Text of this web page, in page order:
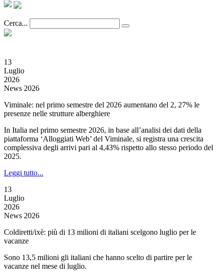
Cerca...
13
Luglio
2026
News 2026
Viminale: nel primo semestre del 2026 aumentano del 2, 27% le
presenze nelle strutture alberghiere
In Italia nel primo semestre 2026, in base all’analisi dei dati della
piattaforma ‘Alloggiati Web’ del Viminale, si registra una crescita
complessiva degli arrivi pari al 4,43% rispetto allo stesso periodo del
2025.
Leggi tutto...
13
Luglio
2026
News 2026
Coldiretti/ixè: più di 13 milioni di italiani scelgono luglio per le
vacanze
Sono 13,5 milioni gli italiani che hanno scelto di partire per le
vacanze nel mese di luglio.